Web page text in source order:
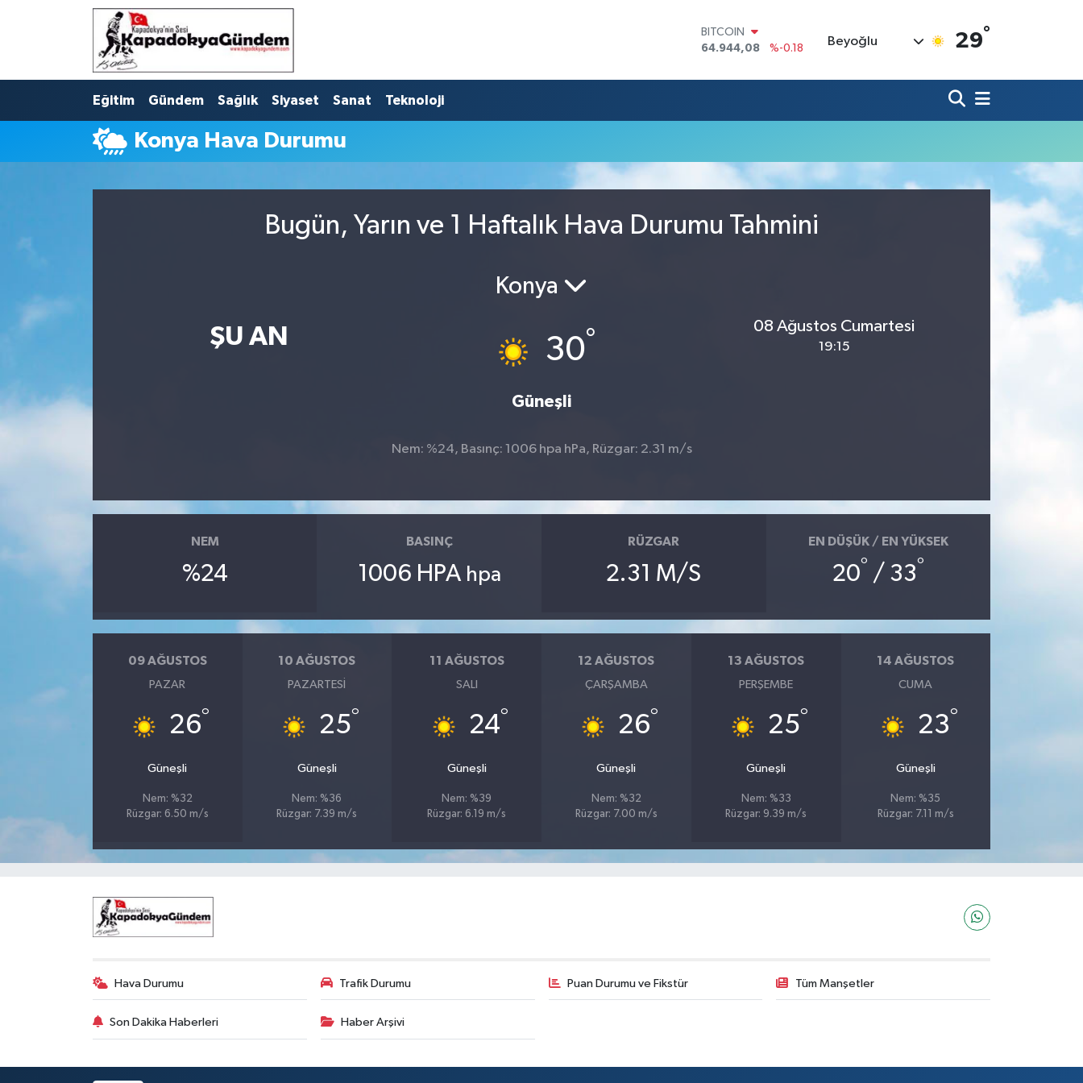
BITCOIN
64.944,08
%-0.18
47,7436
%0.18
GRAM ALTIN
6660.55
%0.03
BİST100
Beyoğlu 29°
Eğitim Gündem Sağlık Siyaset Sanat Teknoloji
Konya Hava Durumu
Bugün, Yarın ve 1 Haftalık Hava Durumu Tahmini
ŞU AN
Konya
30°
Güneşli
08 Ağustos Cumartesi
19:15
Nem: %24, Basınç: 1006 hpa hPa, Rüzgar: 2.31 m/s
NEM
%24
BASINÇ
1006 HPA hpa
RÜZGAR
2.31 M/S
EN DÜŞÜK / EN YÜKSEK
20° / 33°
09 AĞUSTOS
PAZAR
26°
Güneşli
Nem: %32
Rüzgar: 6.50 m/s
10 AĞUSTOS
PAZARTESI
25°
Güneşli
Nem: %36
Rüzgar: 7.39 m/s
11 AĞUSTOS
SALI
24°
Güneşli
Nem: %39
Rüzgar: 6.19 m/s
12 AĞUSTOS
ÇARŞAMBA
26°
Güneşli
Nem: %32
Rüzgar: 7.00 m/s
13 AĞUSTOS
PERŞEMBE
25°
Güneşli
Nem: %33
Rüzgar: 9.39 m/s
14 AĞUSTOS
CUMA
23°
Güneşli
Nem: %35
Rüzgar: 7.11 m/s
Hava Durumu Trafik Durumu Puan Durumu ve Fikstür Tüm Manşetler
Son Dakika Haberleri Haber Arşivi
Hava Durumu
Trafik Durumu
Süper Lig Puan Durumu ve Fikstür